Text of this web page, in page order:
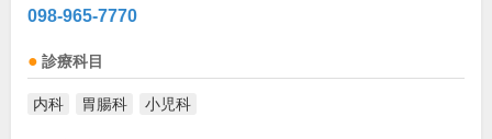
098-965-7770
診療科目
内科 胃腸科 小児科